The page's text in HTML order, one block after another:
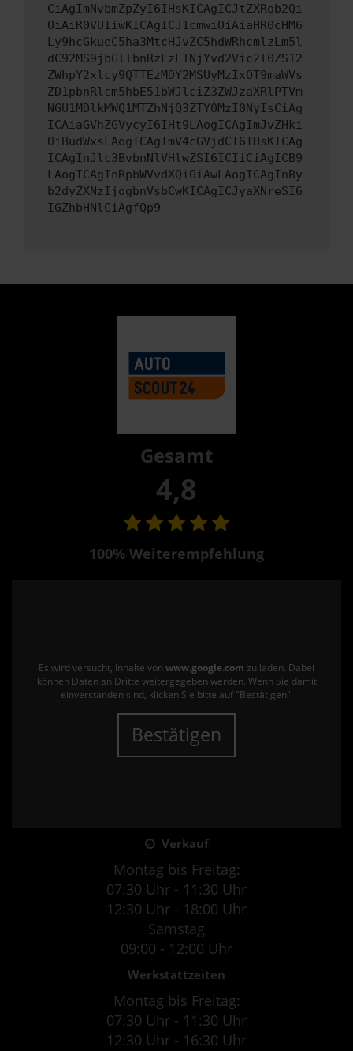
CiAgImNvbmZpZyI6IHsKICAgICJtZXRob2Qi
OiAiR0VUIiwKICAgICJ1cmwiOiAiaHR0cHM6
Ly9hcGkueC5ha3MtcHJvZC5hdWRhcmlzLm5l
dC92MS9jbGllbnRzLzE1NjYvd2Vic2l0ZS12
ZWhpY2xlcy9QTTEzMDY2MSUyMzIxOT9maWVs
ZD1pbnRlcm5hbE51bWJlciZ3ZWJzaXRlPTVm
NGU1MDlkMWQ1MTZhNjQ3ZTY0MzI0NyIsCiAg
ICAiaGVhZGVycyI6IHt9LAogICAgImJvZHki
OiBudWxsLAogICAgImV4cGVjdCI6IHsKICAg
ICAgInJlc3BvbnNlVHlwZSI6ICIiCiAgICB9
LAogICAgInRpbWVvdXQiOiAwLAogICAgInBy
b2dyZXNzIjogbnVsbCwKICAgICJyaXNreSI6
IGZhbHNlCiAgfQp9
Gesamt
4,8
100% Weiterempfehlung
Es wird versucht, Inhalte von www.google.com zu laden. Dabei
können Daten an Dritte weitergegeben werden. Wenn Sie damit
einverstanden sind, klicken Sie bitte auf "Bestätigen".
Bestätigen
Verkauf
Montag bis Freitag:
07:30 Uhr - 11:30 Uhr
12:30 Uhr - 18:00 Uhr
Samstag
09:00 - 12:00 Uhr
Werkstattzeiten
Montag bis Freitag:
07:30 Uhr - 11:30 Uhr
12:30 Uhr - 16:30 Uhr